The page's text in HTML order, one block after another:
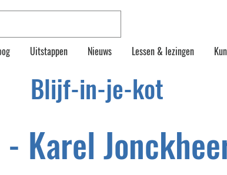
Uitstappen Nieuws Lessen & lezingen
Blijf-in-je-kot
Karel